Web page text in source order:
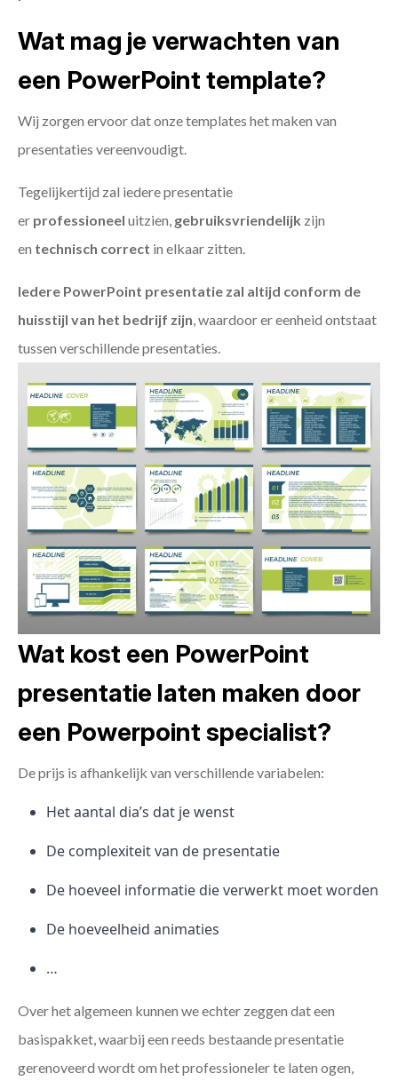
Wat mag je verwachten van
een PowerPoint template?
Wij zorgen ervoor dat onze templates het maken van
presentaties vereenvoudigt.
Tegelijkertijd zal iedere presentatie
er professioneel uitzien, gebruiksvriendelijk zijn
en technisch correct in elkaar zitten.
Iedere PowerPoint presentatie zal altijd conform de
huisstijl van het bedrijf zijn, waardoor er eenheid ontstaat
tussen verschillende presentaties.
Wat kost een PowerPoint
presentatie laten maken door
een Powerpoint specialist?
De prijs is afhankelijk van verschillende variabelen:
Het aantal dia’s dat je wenst
De complexiteit van de presentatie
De hoeveel informatie die verwerkt moet worden
De hoeveelheid animaties
…
Over het algemeen kunnen we echter zeggen dat een
basispakket, waarbij een reeds bestaande presentatie
gerenoveerd wordt om het professioneler te laten ogen,